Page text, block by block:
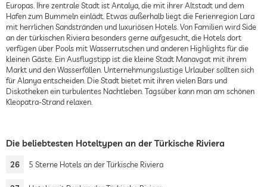
Europas. Ihre zentrale Stadt ist Antalya, die mit ihrer Altstadt und dem
Hafen zum Bummeln einlädt. Etwas außerhalb liegt die Ferienregion Lara
mit herrlichen Sandstränden und luxuriösen Hotels. Von Familien wird Side
an der türkischen Riviera besonders gerne aufgesucht, die Hotels dort
verfügen über Pools mit Wasserrutschen und anderen Highlights für die
kleinen Gäste. Ein Ausflugstipp ist die kleine Stadt Manavgat mit ihrem
Markt und den Wasserfällen. Unternehmungslustige Urlauber sollten sich
für Alanya entscheiden. Die Stadt bietet mit ihren vielen Bars und
Diskotheken ein turbulentes Nachtleben. Tagsüber kann man am schönen
Kleopatra-Strand relaxen.
Die beliebtesten Hoteltypen an der Türkische Riviera
26 5 Sterne Hotels an der Türkische Riviera